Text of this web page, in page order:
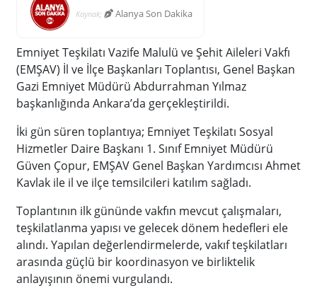
Kaynak; Alanya Son Dakika
Emniyet Teşkilatı Vazife Malulü ve Şehit Aileleri Vakfı
(EMŞAV) İl ve İlçe Başkanları Toplantısı, Genel Başkan
Gazi Emniyet Müdürü Abdurrahman Yılmaz
başkanlığında Ankara’da gerçekleştirildi.
İki gün süren toplantıya; Emniyet Teşkilatı Sosyal
Hizmetler Daire Başkanı 1. Sınıf Emniyet Müdürü
Güven Çopur, EMŞAV Genel Başkan Yardımcısı Ahmet
Kavlak ile il ve ilçe temsilcileri katılım sağladı.
Toplantının ilk gününde vakfın mevcut çalışmaları,
teşkilatlanma yapısı ve gelecek dönem hedefleri ele
alındı. Yapılan değerlendirmelerde, vakıf teşkilatları
arasında güçlü bir koordinasyon ve birliktelik
anlayışının önemi vurgulandı.